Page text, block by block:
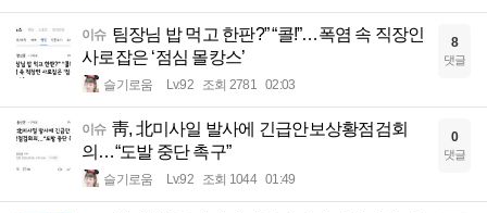
이슈 팀장님 밥 먹고 한판?” “콜!”…폭염 속 직장인
사로잡은 ‘점심 몰캉스’
슬기로움 Lv.92 조회 2781 02:03
8
댓글
이슈 靑, 北미사일 발사에 긴급안보상황점검회
의…“도발 중단 촉구”
슬기로움 Lv.92 조회 1044 01:49
0
댓글